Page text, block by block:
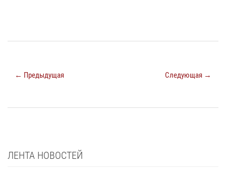
← Предыдущая Следующая →
ЛЕНТА НОВОСТЕЙ